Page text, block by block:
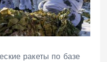
ракеты по базе